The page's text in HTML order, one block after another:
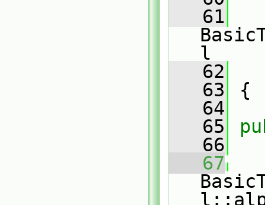
   61
l
   62
   63
{
   64
   65
   66
   67